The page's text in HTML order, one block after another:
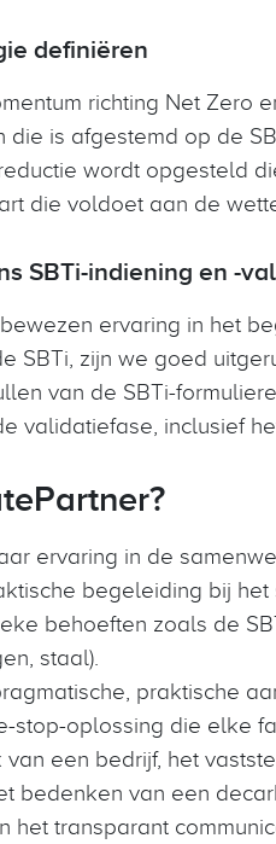
definiëren
richting Net Zero
is afgestemd op de
wordt opgesteld
die voldoet aan de
SBTi-indiening en -
ervaring in het
SBTi, zijn we goed
van de SBTi-
validatiefase, inclusief
ervaring in de
begeleiding bij
behoeften zoals de
staal).
praktische
stop-oplossing die elke
een bedrijf, het
bedenken van een
het transparant